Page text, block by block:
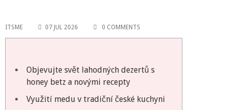
ITSME 07 JUL 2026 0 COMMENTS
Objevujte svět lahodných dezertů s
honey betz a novými recepty
Využití medu v tradiční české kuchyni